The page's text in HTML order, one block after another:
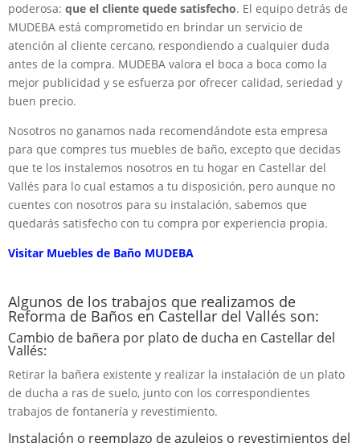
poderosa: que el cliente quede satisfecho. El equipo detrás de
MUDEBA está comprometido en brindar un servicio de
atención al cliente cercano, respondiendo a cualquier duda
antes de la compra. MUDEBA valora el boca a boca como la
mejor publicidad y se esfuerza por ofrecer calidad, seriedad y
buen precio.
Nosotros no ganamos nada recomendándote esta empresa
para que compres tus muebles de baño, excepto que decidas
que te los instalemos nosotros en tu hogar en Castellar del
Vallés para lo cual estamos a tu disposición, pero aunque no
cuentes con nosotros para su instalación, sabemos que
quedarás satisfecho con tu compra por experiencia propia.
Visitar Muebles de Baño MUDEBA
Algunos de los trabajos que realizamos de
Reforma de Baños en Castellar del Vallés son:
Cambio de bañera por plato de ducha en Castellar del
Vallés:
Retirar la bañera existente y realizar la instalación de un plato
de ducha a ras de suelo, junto con los correspondientes
trabajos de fontanería y revestimiento.
Instalación o reemplazo de azulejos o revestimientos del